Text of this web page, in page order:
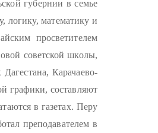
губернии в семье
логику, математику и
просветителем
советской школы,
Карачаево-
графики, составляют
в газетах. Перу
преподавателем в